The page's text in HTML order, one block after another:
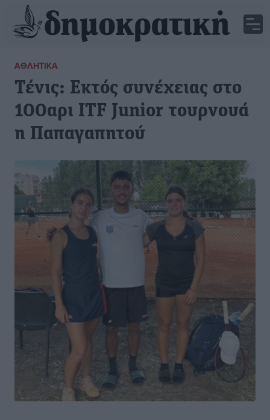
ΑΘΛΗΤΙΚΆ
Τένις: Εκτός συνέχειας στο
100αρι ITF Junior τουρνουά
η Παπαγαπητού